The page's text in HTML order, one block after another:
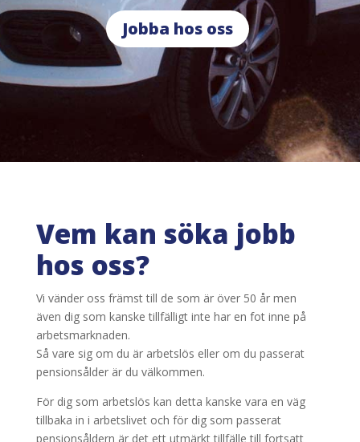
Jobba hos oss
Vem kan söka jobb
hos oss?
Vi vänder oss främst till de som är över 50 år men
även dig som kanske tillfälligt inte har en fot inne på
arbetsmarknaden.
Så vare sig om du är arbetslös eller om du passerat
pensionsålder är du välkommen.
För dig som arbetslös kan detta kanske vara en väg
tillbaka in i arbetslivet och för dig som passerat
pensionsåldern är det ett utmärkt tillfälle till fortsatt